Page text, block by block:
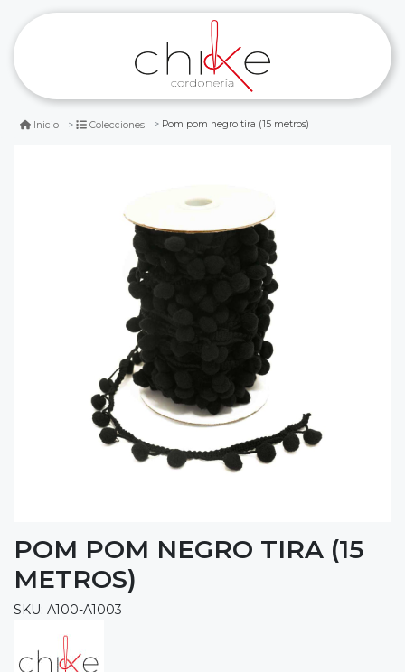
Inicio Colecciones Pom pom negro tira (15 metros)
POM POM NEGRO TIRA (15
METROS)
SKU: A100-A1003